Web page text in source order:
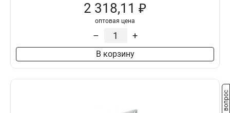
2 318,11 ₽
оптовая цена
– +
В корзину